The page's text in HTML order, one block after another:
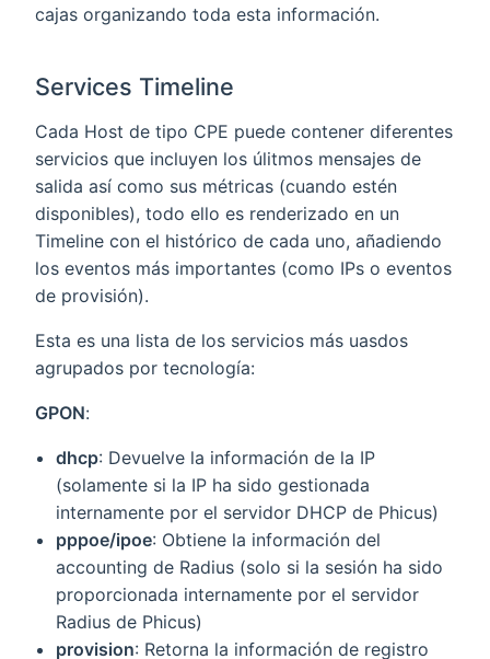
cajas organizando toda esta información.
Services Timeline
Cada Host de tipo CPE puede contener diferentes
servicios que incluyen los úlitmos mensajes de
salida así como sus métricas (cuando estén
disponibles), todo ello es renderizado en un
Timeline con el histórico de cada uno, añadiendo
los eventos más importantes (como IPs o eventos
de provisión).
Esta es una lista de los servicios más uasdos
agrupados por tecnología:
GPON:
dhcp: Devuelve la información de la IP
(solamente si la IP ha sido gestionada
internamente por el servidor DHCP de Phicus)
pppoe/ipoe: Obtiene la información del
accounting de Radius (solo si la sesión ha sido
proporcionada internamente por el servidor
Radius de Phicus)
provision: Retorna la información de registro